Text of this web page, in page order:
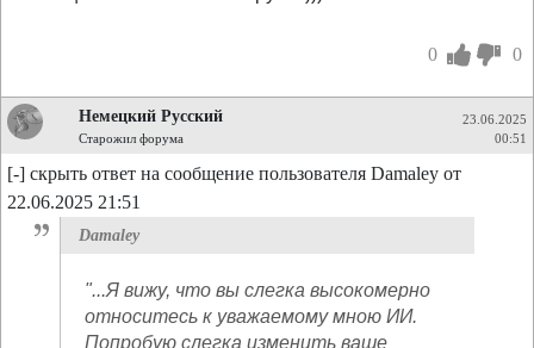
0 0
Немецкий Русский
Старожил форума
23.06.2025
00:51
[-] скрыть ответ на сообщение пользователя Damaley от
22.06.2025 21:51
Damaley
"...Я вижу, что вы слегка высокомерно
относитесь к уважаемому мною ИИ.
Попробую слегка изменить ваше